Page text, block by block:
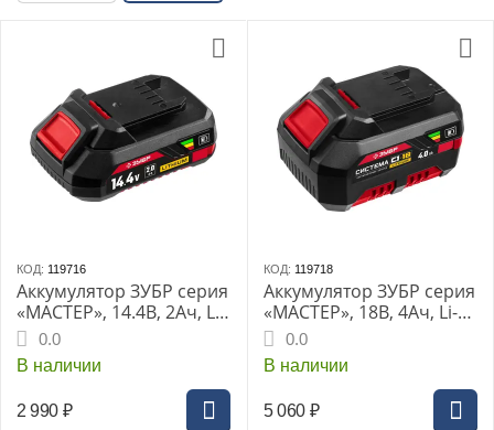
КОД: 119716
Аккумулятор ЗУБР серия
«МАСТЕР», 14.4В, 2Ач, Li-
Ion, тип С1, для
шуруповертов ДШЛ-145-
21, ДШЛ-145-22, (АКБ-С1-
0.0
В наличии
2 990 ₽
КОД: 119718
Аккумулятор ЗУБР серия
«МАСТЕР», 18В, 4Ач, Li-
Ion, тип С1, для
ДШЛ-185, ДШЛ-185-22,
ДШУ-185, ДШУ-185-22,
ДШБ-185, ДШБ-185-22,
ГУЛ-255, ГУЛ-255-41, ГУЛ
0.0
В наличии
5 060 ₽